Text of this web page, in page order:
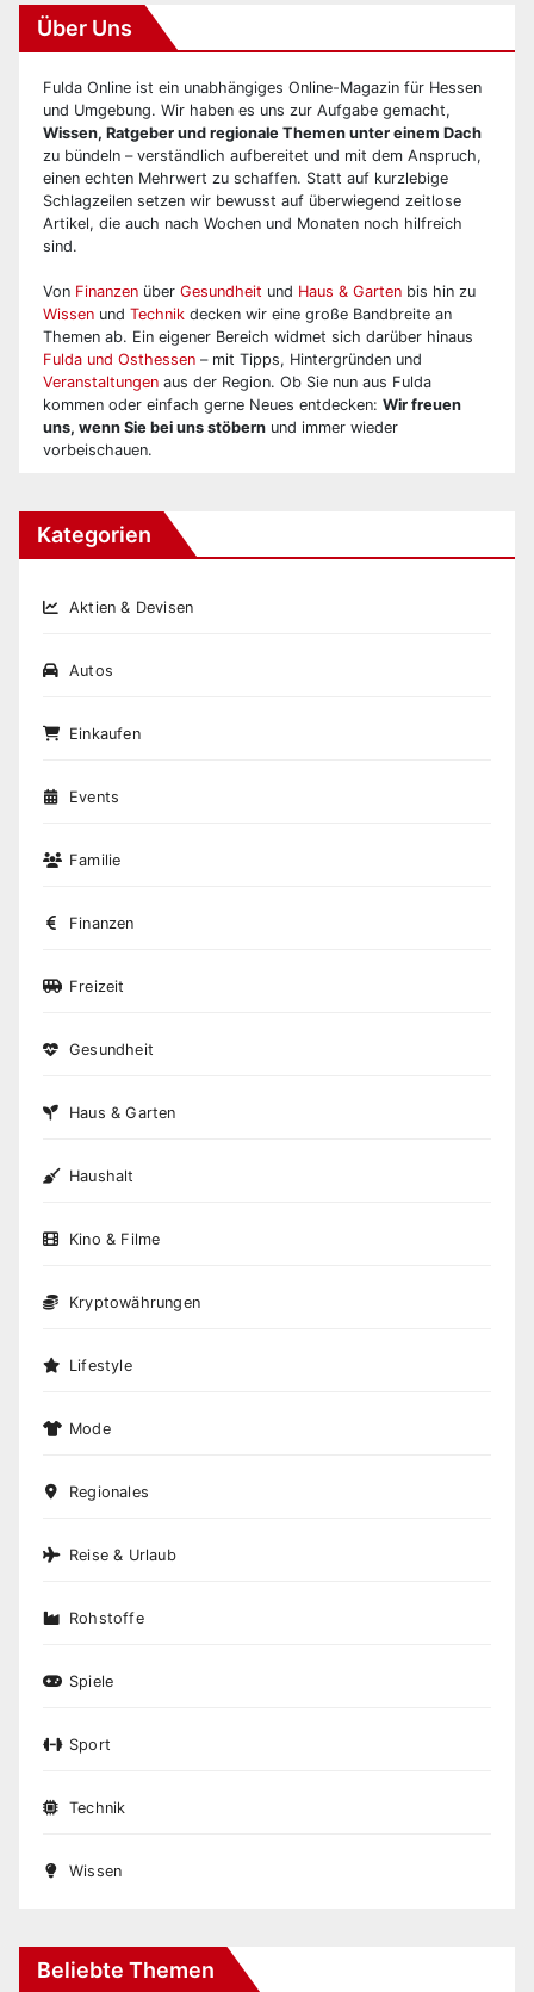
Über Uns
Fulda Online ist ein unabhängiges Online-Magazin für Hessen
und Umgebung. Wir haben es uns zur Aufgabe gemacht,
Wissen, Ratgeber und regionale Themen unter einem Dach
zu bündeln – verständlich aufbereitet und mit dem Anspruch,
einen echten Mehrwert zu schaffen. Statt auf kurzlebige
Schlagzeilen setzen wir bewusst auf überwiegend zeitlose
Artikel, die auch nach Wochen und Monaten noch hilfreich
sind.
Von Finanzen über Gesundheit und Haus & Garten bis hin zu
Wissen und Technik decken wir eine große Bandbreite an
Themen ab. Ein eigener Bereich widmet sich darüber hinaus
Fulda und Osthessen – mit Tipps, Hintergründen und
Veranstaltungen aus der Region. Ob Sie nun aus Fulda
kommen oder einfach gerne Neues entdecken: Wir freuen
uns, wenn Sie bei uns stöbern und immer wieder
vorbeischauen.
Kategorien
Aktien & Devisen
Autos
Einkaufen
Events
Familie
Finanzen
Freizeit
Gesundheit
Haus & Garten
Haushalt
Kino & Filme
Kryptowährungen
Lifestyle
Mode
Regionales
Reise & Urlaub
Rohstoffe
Spiele
Sport
Technik
Wissen
Beliebte Themen